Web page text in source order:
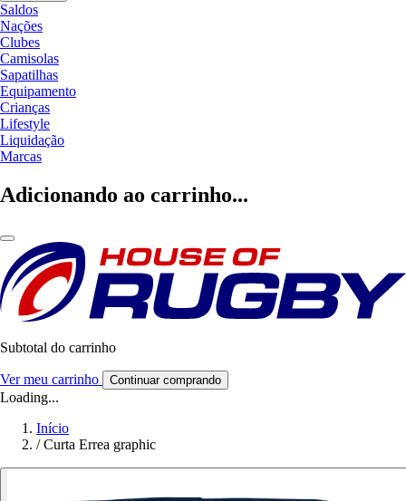
Saldos
Nações
Clubes
Camisolas
Sapatilhas
Equipamento
Crianças
Lifestyle
Liquidação
Marcas
Adicionando ao carrinho...
Subtotal do carrinho
Ver meu carrinho Continuar comprando
Loading...
Início
/ Curta Errea graphic